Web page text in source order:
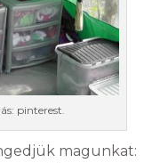
pinterest.
magunkat: